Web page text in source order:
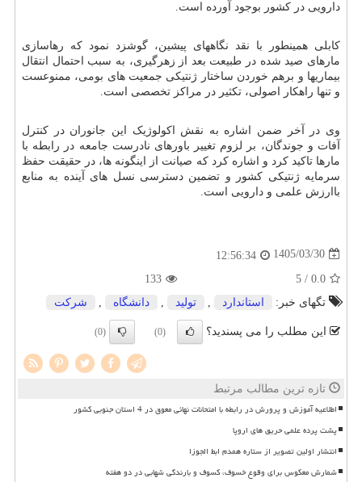
دارویی در کشور بوجود آورده است.
کابلی همینطور با نقد نگاههای پیشین، گوشزد نمود که رهاسازی
مارهای صید شده در طبیعت بعد از زهرگیری، به سبب احتمال انتقال
بیماریها و برهم خوردن ساختار ژنتیکی جمعیت های بومی، ممنوعست
و تنها راهکار اصولی، تکثیر در مراکز تخصصی است.
وی در آخر ضمن اشاره به نقش اکولوژیک این جانوران در کنترل
آفات و جوندگان، بر لزوم تغییر باورهای نادرست جامعه در رابطه با
مارها تاکید کرد و اشاره کرد که صیانت از اینگونه ها، در حقیقت حفظ
سرمایه ژنتیکی کشور و تضمین دسترسی نسل های آینده به منابع
باارزش علمی و دارویی است.
1405/03/30
12:56:34
0.0
/ 5
133
تگهای خبر:
استاندارد تولید دانشگاه شركت
این مطلب را می پسندید؟ (0)
(0)
تازه ترین مطالب مرتبط
اطلاعیه آموزش و پرورش در رابطه با امتحانات نهائی معوق در 4 استان جنوبی کشور
پشت پرده علمی حریق های اروپا
انتشار اولین تصویر از ستاره همدم ابط الجوزا
شمارش معکوس برای وقوع خسوف، کسوف و بارندگی شهابی در دو هفته